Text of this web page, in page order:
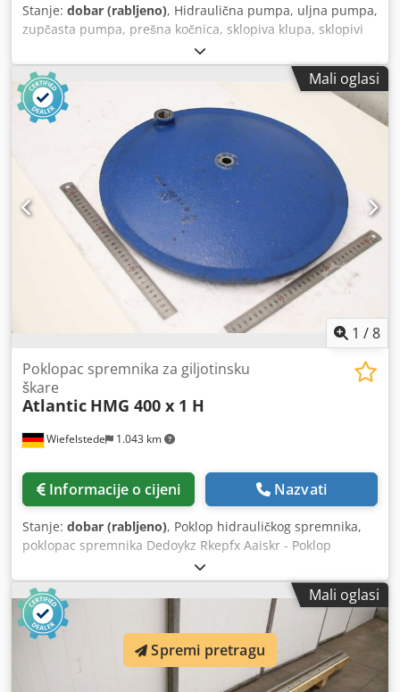
Stanje: dobar (rabljeno), Hidraulična pumpa, uljna pumpa,
zupčasta pumpa, prešna kočnica, sklopiva klupa, sklopivi
stroj, hidraulični probojnik, hidraulični probojnik -
Rezervni dio: Hidraulična pumpa od Atlantic press kočnice
tip: HPT 13536 - Proizvođač: Eckerle - Tip pumpe: 1PF2GH3-
12 / 013RE07MU2 -Pogon: Loher tip 132M-4-Snaga: 7,5 kW
1440 o / min -Dimenzije: 800/370 / H300 mm -Težina 98 kg
Dkedpfx Ajfpidioaijr
Mali oglasi
1 /8
Wiefelstede 1.043 km
Poklopac spremnika za giljotinsku
škare
Atlantic HMG 400 x 1 H
Informacije o cijeni Nazvati
Stanje: dobar (rabljeno), Poklop hidrauličkog spremnika,
poklopac spremnika Dedoykz Rkepfx Aaiskr - Poklop
hidrauličkog spremnika: s makaze za lim Atlantic ATS 3006
.: HMG 400 x 1 H - Dimenzije: Ø 440 x 70 mm - Težina: 14,5
kg
Mali oglasi
Spremi pretragu